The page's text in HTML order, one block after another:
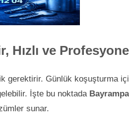
ve
gerektirir. Günlük koşuşturma
İşte bu noktada
sunar.